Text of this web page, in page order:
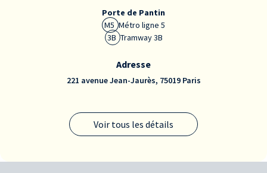
Voir tous les détails
Porte de Pantin
M5 Métro ligne 5
3B Tramway 3B
Adresse
221 avenue Jean-Jaurès, 75019 Paris